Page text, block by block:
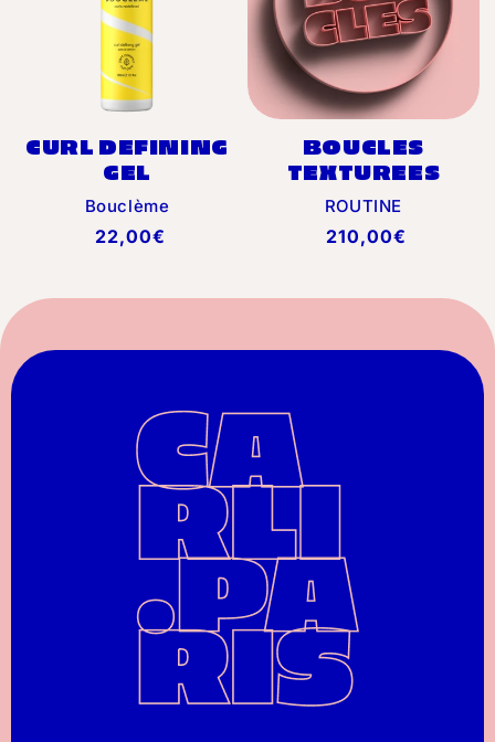
CURL DEFINING
GEL
Distributeur :
Bouclème
Prix
22,00€
BOUCLES
TEXTUREES
Distributeur :
ROUTINE
Prix
210,00€